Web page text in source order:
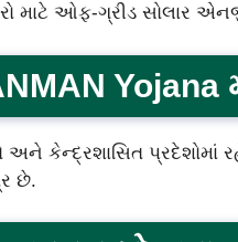
માટે ઓફ-ગ્રીડ સોલાર
Yojana
અને કેન્દ્રશાસિત
છે.